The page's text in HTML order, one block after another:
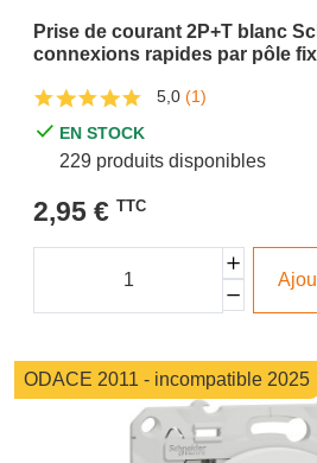
Prise de courant 2P+T blanc
connexions rapides par pôle
5,0 (1)
EN STOCK
229 produits disponibles
2,95 € TTC
ODACE 2011 - incompatible 2025